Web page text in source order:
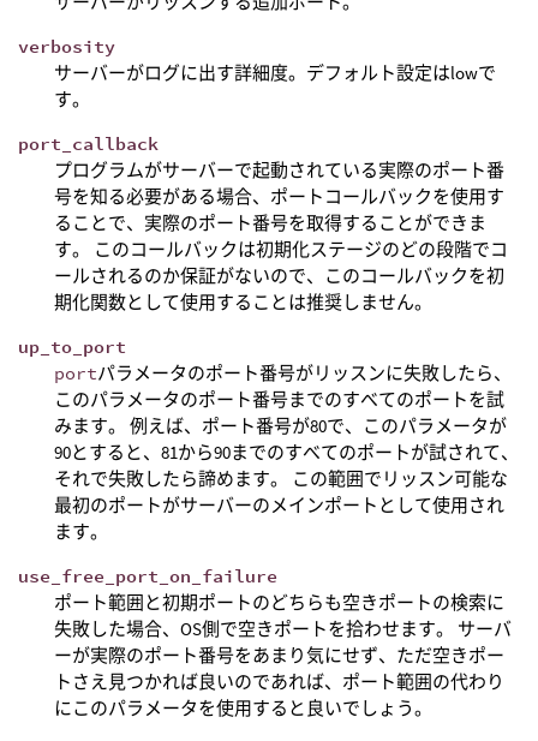
verbosity
サーバーがログに出す詳細度。デフォルト設定はlowで
す。
port_callback
プログラムがサーバーで起動されている実際のポート番
号を知る必要がある場合、ポートコールバックを使用す
ることで、実際のポート番号を取得することができま
す。 このコールバックは初期化ステージのどの段階でコ
ールされるのか保証がないので、このコールバックを初
期化関数として使用することは推奨しません。
up_to_port
portパラメータのポート番号がリッスンに失敗したら、
このパラメータのポート番号までのすべてのポートを試
みます。 例えば、ポート番号が80で、このパラメータが
90とすると、81から90までのすべてのポートが試されて、
それで失敗したら諦めます。 この範囲でリッスン可能な
最初のポートがサーバーのメインポートとして使用され
ます。
use_free_port_on_failure
ポート範囲と初期ポートのどちらも空きポートの検索に
失敗した場合、OS側で空きポートを拾わせます。 サーバ
ーが実際のポート番号をあまり気にせず、ただ空きポー
トさえ見つかれば良いのであれば、ポート範囲の代わり
にこのパラメータを使用すると良いでしょう。